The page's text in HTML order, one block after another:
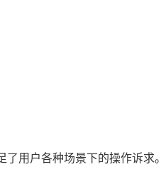
了用户各种场景下的操作诉求。